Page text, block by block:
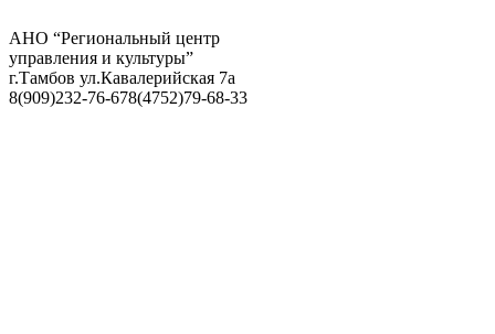
АНО “Региональный центр
управления и культуры”
г.Тамбов ул.Кавалерийская 7а
8(909)232-76-678(4752)79-68-33